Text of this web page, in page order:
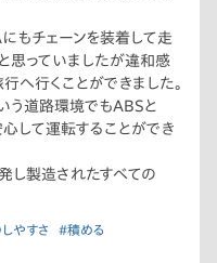
もチェーンを装着して走
思っていましたが違和感
へ行くことができました。
う道路環境でもABSと
して運転することができ
し製造されたすべての
やすさ #積める